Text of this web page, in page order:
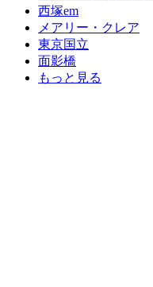
西塚em
メアリー・クレア
東京国立
面影橋
もっと見る